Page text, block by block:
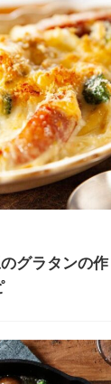
グラタンの